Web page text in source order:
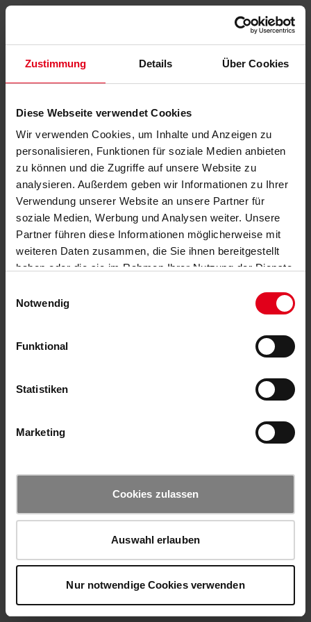
Zustimmung Details Über Cookies
Diese Webseite verwendet Cookies
Wir verwenden Cookies, um Inhalte und Anzeigen zu
personalisieren, Funktionen für soziale Medien anbieten
zu können und die Zugriffe auf unsere Website zu
analysieren. Außerdem geben wir Informationen zu Ihrer
Verwendung unserer Website an unsere Partner für
soziale Medien, Werbung und Analysen weiter. Unsere
Partner führen diese Informationen möglicherweise mit
weiteren Daten zusammen, die Sie ihnen bereitgestellt
haben oder die sie im Rahmen Ihrer Nutzung der Dienste
Notwendig
Funktional
Statistiken
Marketing
Cookies zulassen
Auswahl erlauben
Nur notwendige Cookies verwenden